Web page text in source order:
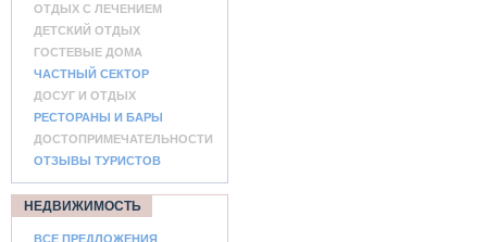
ОТДЫХ С ЛЕЧЕНИЕМ
ДЕТСКИЙ ОТДЫХ
ГОСТЕВЫЕ ДОМА
ЧАСТНЫЙ СЕКТОР
ДОСУГ И ОТДЫХ
РЕСТОРАНЫ И БАРЫ
ДОСТОПРИМЕЧАТЕЛЬНОСТИ
ОТЗЫВЫ ТУРИСТОВ
НЕДВИЖИМОСТЬ
ВСЕ ПРЕДЛОЖЕНИЯ